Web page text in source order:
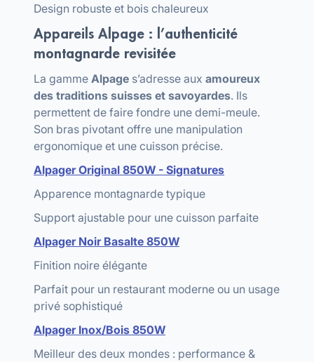
Design robuste et bois chaleureux
Appareils Alpage : l’authenticité
montagnarde revisitée
La gamme Alpage s’adresse aux amoureux
des traditions suisses et savoyardes. Ils
permettent de faire fondre une demi-meule.
Son bras pivotant offre une manipulation
ergonomique et une cuisson précise.
Alpager Original 850W - Signatures
Apparence montagnarde typique
Support ajustable pour une cuisson parfaite
Alpager Noir Basalte 850W
Finition noire élégante
Parfait pour un restaurant moderne ou un usage
privé sophistiqué
Alpager Inox/Bois 850W
Meilleur des deux mondes : performance &